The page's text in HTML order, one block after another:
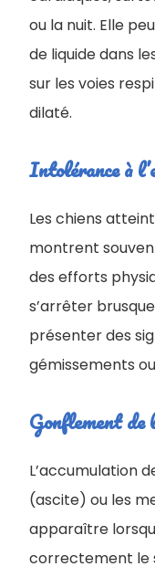
ou la nuit. Elle
de liquide dans
sur les voies
dilaté.
Intolérance à
Les chiens
montrent
des efforts
s’arrêter
présenter des
gémissements
Gonflement de
L’accumulation
(ascite) ou les
apparaître
correctement le